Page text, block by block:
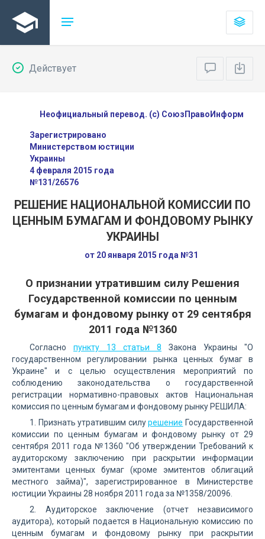
Действует
Неофициальный перевод. (с) СоюзПравоИнформ
Зарегистрировано
Министерством юстиции
Украины
4 февраля 2015 года
№131/26576
РЕШЕНИЕ НАЦИОНАЛЬНОЙ КОМИССИИ ПО
ЦЕННЫМ БУМАГАМ И ФОНДОВОМУ РЫНКУ
УКРАИНЫ
от 20 января 2015 года №31
О признании утратившим силу Решения
Государственной комиссии по ценным
бумагам и фондовому рынку от 29 сентября
2011 года №1360
Согласно пункту 13 статьи 8 Закона Украины "О
государственном регулировании рынка ценных бумаг в
Украине" и с целью осуществления мероприятий по
соблюдению законодательства о государственной
регистрации нормативно-правовых актов Национальная
комиссия по ценным бумагам и фондовому рынку РЕШИЛА:
1. Признать утратившим силурешение Государственной
комиссии по ценным бумагам и фондовому рынку от 29
сентября 2011 года №1360 "Об утверждении Требований к
аудиторскому заключению при раскрытии информации
эмитентами ценных бумаг (кроме эмитентов облигаций
местного займа)", зарегистрированное в Министерстве
юстиции Украины 28 ноября 2011 года за №1358/20096.
2. Аудиторское заключение (отчет независимого
аудитора), который подается в Национальную комиссию по
ценным бумагам и фондовому рынку при раскрытии